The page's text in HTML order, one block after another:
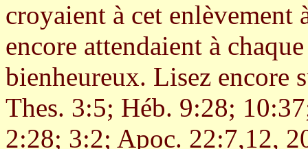
croyaient à cet enlèvement
encore attendaient à
bienheureux. Lisez encore
Thes. 3:5; Héb. 9:28;
2:28; 3:2; Apoc. 22:7,12,